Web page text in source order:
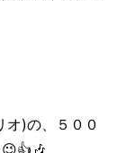
オ)の、５００